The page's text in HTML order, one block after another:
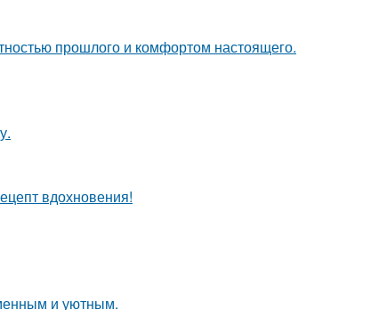
прошлого и комфортом настоящего.
вдохновения!
и уютным.